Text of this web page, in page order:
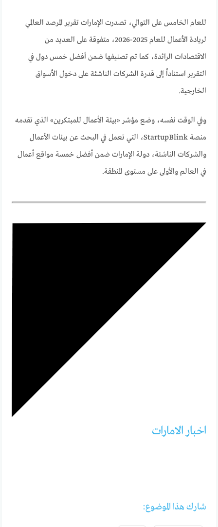
للعام الخامس على التوالي، تصدرت الإمارات تقرير المرصد العالمي
لريادة الأعمال للعام 2025-2026، متفوقة على العديد من
الاقتصادات الرائدة، كما تم تصنيفها ضمن أفضل خمس دول في
التقرير استناداً إلى قدرة الشركات الناشئة على دخول الأسواق
الخارجية.
وفي الوقت نفسه، وضع مؤشر «بيئة الأعمال للمبتكرين» الذي تقدمه
منصة StartupBlink، التي تعمل في البحث عن بيئات الأعمال
والشركات الناشئة، دولة الإمارات ضمن أفضل خمسة مواقع أعمال
في العالم والأولى على مستوى المنطقة.
اخبار الامارات
شارك هذا الموضوع: